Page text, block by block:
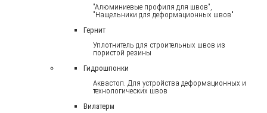
"Алюминиевые профиля для швов",
"Нащельники для деформационных швов"
Гернит
Уплотнитель для строительных швов из
пористой резины
Гидрошпонки
Аквастоп. Для устройства деформационных и
технологических швов
Вилатерм